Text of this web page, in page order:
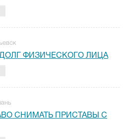
ФИЗИЧЕСКОГО ЛИЦА
СНИМАТЬ ПРИСТАВЫ С